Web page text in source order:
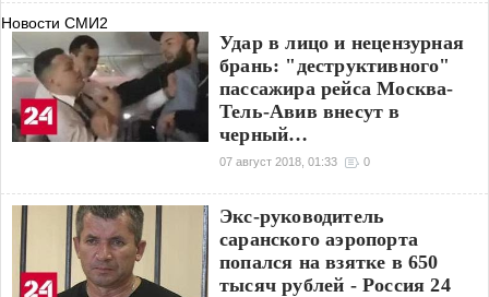
Новости СМИ2
Удар в лицо и нецензурная
брань: "деструктивного"
пассажира рейса Москва-
Тель-Авив внесут в
черный…
07 август 2018, 01:33 0
Экс-руководитель
саранского аэропорта
попался на взятке в 650
тысяч рублей - Россия 24